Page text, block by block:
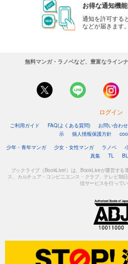
お得な通知機能
通知を許可する
などが届きます。
無料マンガ・ラノベなど、豊富なライン
ログイン
ご利用ガイド FAQ(よくある質問) お問い合わせ
示
個人情報保護方針
少年・青年マンガ
少女・女性マンガ ラノベ
真集
TL BL
ブックライブ（BookLive!）は、BookLiveが運営する
ス、カルチュア・コンビニエンス・クラブ、テレビ朝
信サービスを行ってい